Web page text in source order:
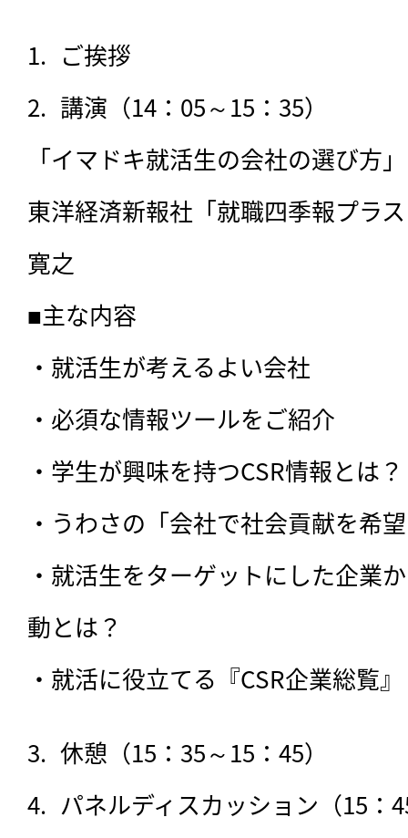
ご挨拶
講演（14：05～15：35）
「イマドキ就活生の会社の選び方」
東洋経済新報社「就職四季報プ
寛之
■主な内容
・就活生が考えるよい会社
・必須な情報ツールをご紹介
・学生が興味を持つCSR情報とは？
・うわさの「会社で社会貢献を希
・就活生をターゲットにした企業
動とは？
・就活に役立てる『CSR企業総覧』
休憩（15：35～15：45）
パネルディスカッション（15：